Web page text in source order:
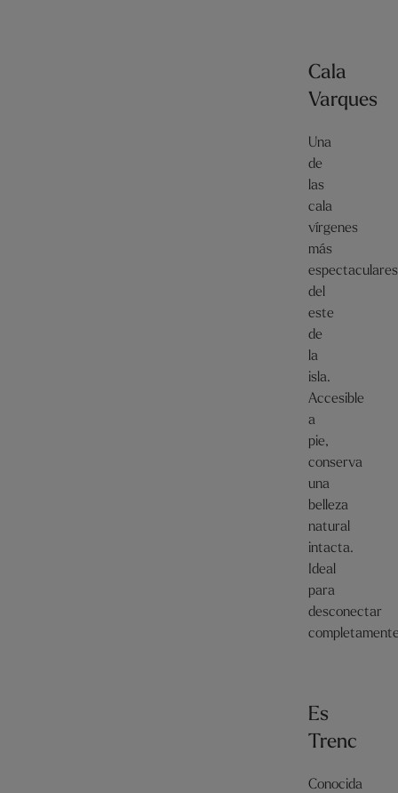
Cala
Varques
Una
de
las
cala
vírgenes
más
espectaculares
del
este
de
la
isla.
Accesible
a
pie,
conserva
una
belleza
natural
intacta.
Ideal
para
desconectar
Es
Trenc
Conocida